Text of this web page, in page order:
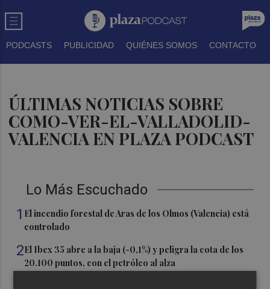
PODCASTS PUBLICIDAD QUIÉNES SOMOS CONTACTO
ÚLTIMAS NOTICIAS SOBRE
COMO-VER-EL-VALLADOLID-
VALENCIA EN PLAZA PODCAST
Lo Más Escuchado
1 El incendio forestal de Aras de los Olmos (Valencia) está
controlado
2El Ibex 35 abre a la baja (-0,1%) y peligra la cota de los
20.100 puntos, con el petróleo al alza